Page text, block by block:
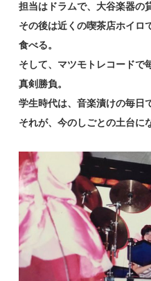
担当はドラムで、大谷楽器の
その後は近くの喫茶店ホイロ
食べる。
そして、マツモトレコードで
真剣勝負。
学生時代は、音楽漬けの毎日
それが、今のしごとの土台に